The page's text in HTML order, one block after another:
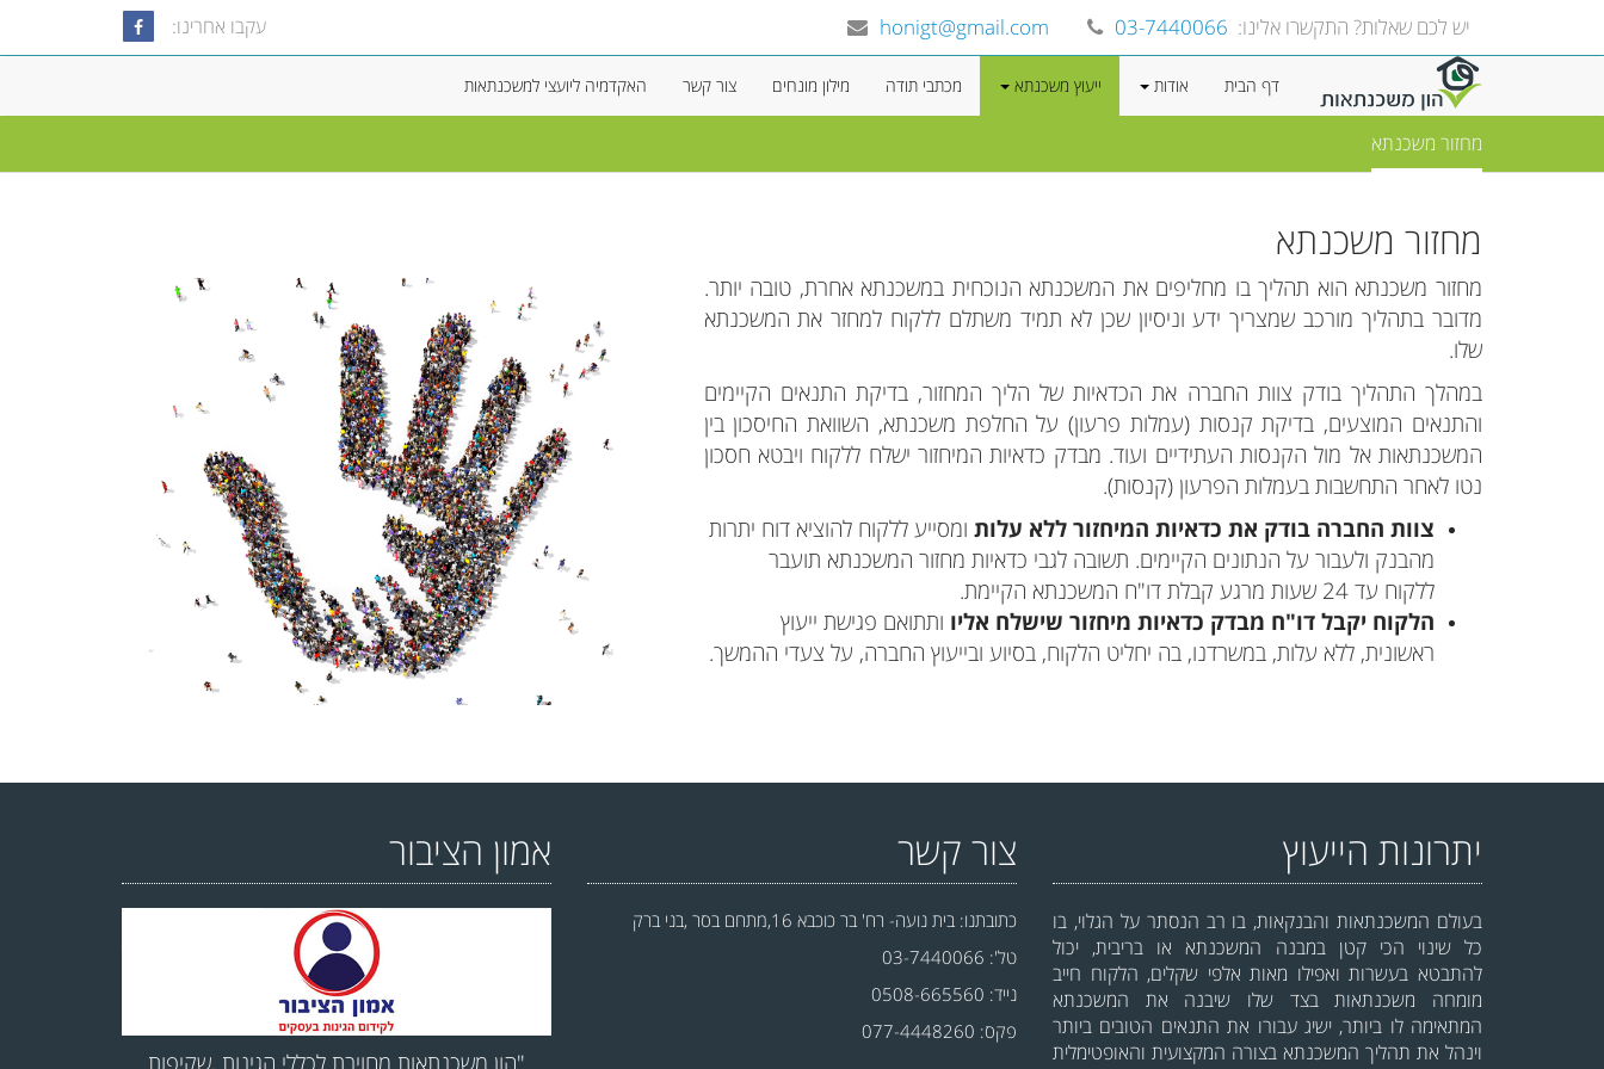
יש לכם שאלות? התקשרו אלינו: 03-7440066
honigt@gmail.com עקבו אחרינו:
דף הבית אודות ייעוץ משכנתא מכתבי תודה מילון מונחים צור קשר האקדמיה ליועצי למשכנתאות
מחזור משכנתא
מחזור משכנתא
מחזור משכנתא הוא תהליך בו מחליפים את המשכנתא הנוכחית במשכנתא אחרת, טובה יותר.
מדובר בתהליך מורכב שמצריך ידע וניסיון שכן לא תמיד משתלם ללקוח למחזר את המשכנתא
שלו.
במהלך התהליך בודק צוות החברה את הכדאיות של הליך המחזור, בדיקת התנאים הקיימים
והתנאים המוצעים, בדיקת קנסות (עמלות פרעון) על החלפת משכנתא, השוואת החיסכון בין
המשכנתאות אל מול הקנסות העתידיים ועוד. מבדק כדאיות המיחזור ישלח ללקוח ויבטא חסכון
נטו לאחר התחשבות בעמלות הפרעון (קנסות).
צוות החברה בודק את כדאיות המיחזור ללא עלות ומסייע ללקוח להוציא דוח יתרות
מהבנק ולעבור על הנתונים הקיימים. תשובה לגבי כדאיות מחזור המשכנתא תועבר
ללקוח עד 24 שעות מרגע קבלת דו"ח המשכנתא הקיימת.
הלקוח יקבל דו"ח מבדק כדאיות מיחזור שישלח אליו ותתואם פגישת ייעוץ
ראשונית, ללא עלות, במשרדנו, בה יחליט הלקוח, בסיוע ובייעוץ החברה, על צעדי ההמשך.
יתרונות הייעוץ
בעולם המשכנתאות והבנקאות, בו רב הנסתר על הגלוי, בו
כל שינוי הכי קטן במבנה המשכנתא או בריבית, יכול
להתבטא בעשרות ואפילו מאות אלפי שקלים, הלקוח חייב
מומחה משכנתאות בצד שלו שיבנה את המשכנתא
המתאימה לו ביותר, ישיג עבורו את התנאים הטובים ביותר
וינהל את תהליך המשכנתא בצורה המקצועית והאופטימלית
צור קשר
כתובתנו: בית נועה- רח' בר כוכבא 16,מתחם בסר ,בני ברק
טל': 03-7440066
נייד: 0508-665560
פקס: 077-4448260
אמון הציבור
"הון משכנתאות מחויבת לכללי הגינות ,שקיפות